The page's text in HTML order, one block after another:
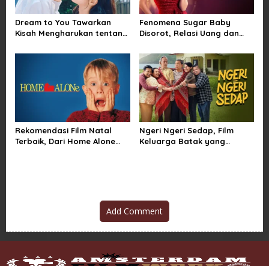
Dream to You Tawarkan
Kisah Mengharukan tentang
yang Sempat Tertunda
Fenomena Sugar Baby
Disorot, Relasi Uang dan
Rekomendasi Film Natal
Terbaik, Dari Home Alone
Ngeri Ngeri Sedap, Film
Keluarga Batak yang
Add Comment